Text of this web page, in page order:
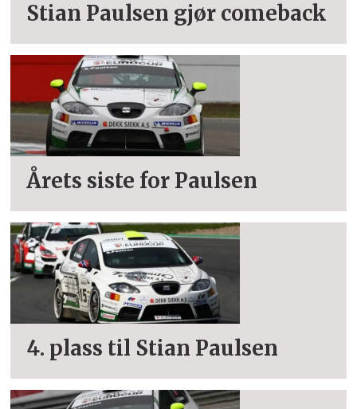
Stian Paulsen gjør comeback
Årets siste for Paulsen
4. plass til Stian Paulsen